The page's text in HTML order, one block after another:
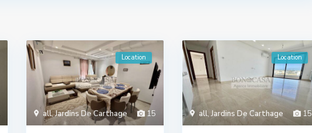
15
all,Jardins De Carthage
Location
15
all,Jardins De Carthage
Location